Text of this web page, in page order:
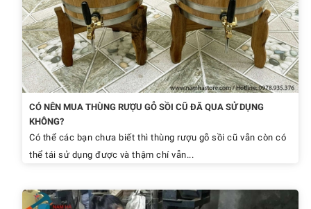
CÓ NÊN MUA THÙNG RƯỢU GỖ SỒI CŨ ĐÃ QUA SỬ DỤNG
KHÔNG?
Có thể các bạn chưa biết thì thùng rượu gỗ sồi cũ vẫn còn có
thể tái sử dụng được và thậm chí vẫn...